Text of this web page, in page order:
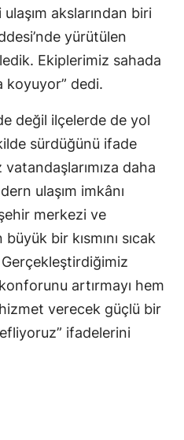
akslarından biri
yürütülen
Ekiplerimiz sahada
dedi.
değil ilçelerde de yol
sürdüğünü ifade
vatandaşlarımıza daha
ulaşım imkânı
merkezi ve
bir kısmını sıcak
artırmayı hem
verecek güçlü bir
ifadelerini